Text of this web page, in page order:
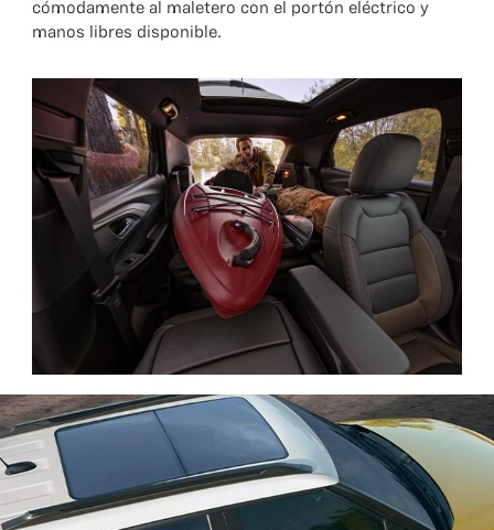
cómodamente al maletero con el portón eléctrico y
manos libres disponible.